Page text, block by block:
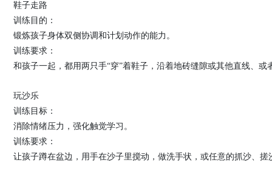
鞋子走路
训练目的：
锻炼孩子身体双侧协调和计划动作的能力。
训练要求：
和孩子一起，都用两只手“穿”着鞋子，沿着地砖缝隙或其他直线、或
玩沙乐
训练目标：
消除情绪压力，强化触觉学习。
训练要求：
让孩子蹲在盆边，用手在沙子里搅动，做洗手状，或任意的抓沙、